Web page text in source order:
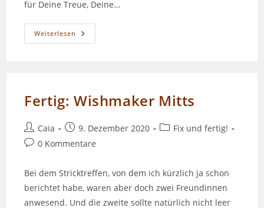
für Deine Treue, Deine…
Weiterlesen Gewinnspiel:
2
Fertig: Wishmaker Mitts
Beitrags-
Autor:
Caia
Beitrag
veröffentlicht:
9. Dezember 2020
Beitrags-
Fix und fertig!
Beitrags-
0 Kommentare
Bei dem Stricktreffen, von dem ich kürzlich ja schon
berichtet habe, waren aber doch zwei Freundinnen
anwesend. Und die zweite sollte natürlich nicht leer